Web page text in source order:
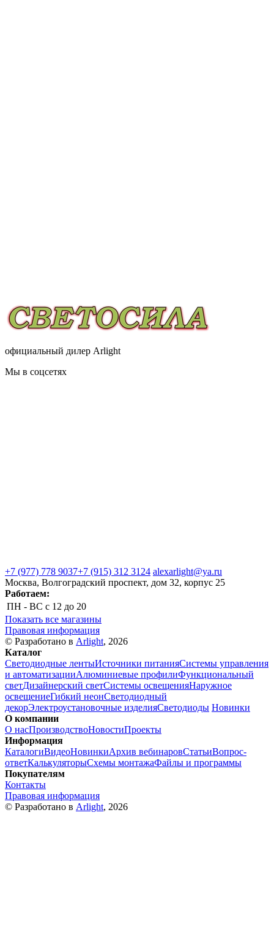
официальный дилер Arlight
Мы в соцсетях
+7 (977) 778 9037+7 (915) 312 3124 alexarlight@ya.ru
Москва, Волгоградский проспект, дом 32, корпус 25
Работаем:
ПН - ВС с 12 до 20
Показать все магазины
Правовая информация
© Разработано в Arlight, 2026
Каталог
Светодиодные лентыИсточники питанияСистемы управления
и автоматизацииАлюминиевые профилиФункциональный
светДизайнерский светСистемы освещенияНаружное
освещениеГибкий неонСветодиодный
декорЭлектроустановочные изделияСветодиоды Новинки
О компании
О насПроизводствоНовостиПроекты
Информация
КаталогиВидеоНовинкиАрхив вебинаровСтатьиВопрос-
ответКалькуляторыСхемы монтажаФайлы и программы
Покупателям
Контакты
Правовая информация
© Разработано в Arlight, 2026